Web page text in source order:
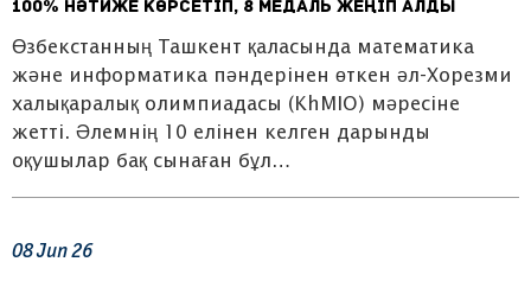
100% нәтиже көрсетіп, 8 медаль жеңіп алды
Өзбекстанның Ташкент қаласында математика
және информатика пәндерінен өткен әл-Хорезми
халықаралық олимпиадасы (KhMIO) мәресіне
жетті. Әлемнің 10 елінен келген дарынды
оқушылар бақ сынаған бұл…
08Jun26